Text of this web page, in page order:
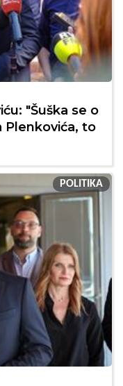
"Šuška se o
Plenkovića, to
POLITIKA